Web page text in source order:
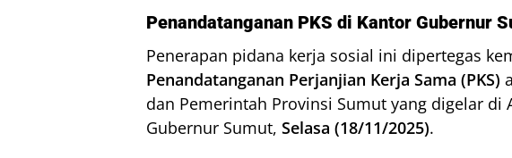
Penandatanganan PKS di Kantor Gubernur
Penerapan pidana kerja sosial ini dipertegas
Penandatanganan Perjanjian Kerja Sama (PKS)
dan Pemerintah Provinsi Sumut yang digelar di
Gubernur Sumut, Selasa (18/11/2025).